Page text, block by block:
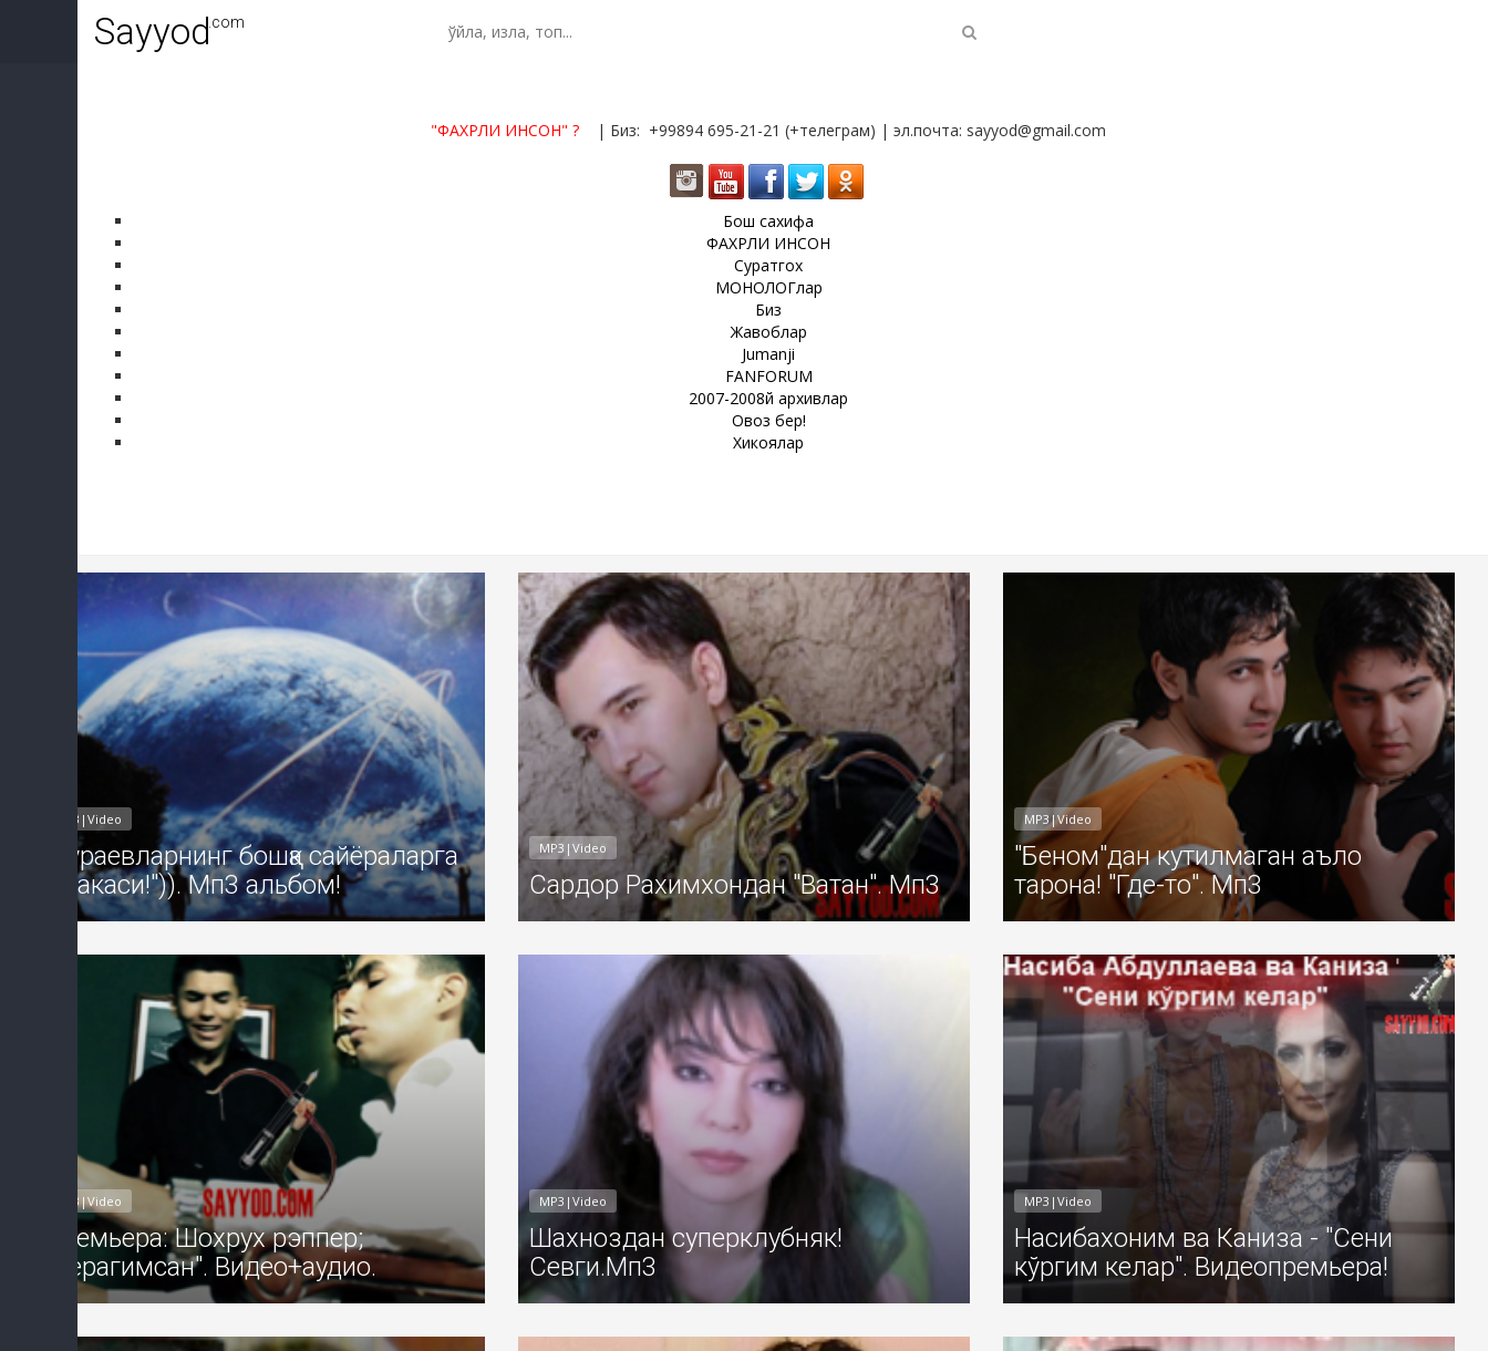
Sayyod.com
"ФАХРЛИ ИНСОН"? | Биз: +99894 695-21-21 (+телеграм) | эл.почта: sayyod@gmail.com
Бош сахифа
ФАХРЛИ ИНСОН
Суратгох
МОНОЛОГлар
Биз
Жавоблар
Jumanji
FANFORUM
2007-2008й архивлар
Овоз бер!
Хикоялар
MP3|Video
Жўраевларнинг бошқа сайёраларга
"атакаси!")). Мп3 альбом!
MP3|Video
Сардор Рахимхондан "Ватан". Мп3
MP3|Video
"Беном"дан кутилмаган аъло
тарона! "Где-то". Мп3
MP3|Video
Премьера: Шохрух рэппер;
"Керагимсан". Видео+аудио.
MP3|Video
Шахноздан суперклубняк!
Севги.Мп3
MP3|Video
Насибахоним ва Каниза - "Сени
кўргим келар". Видеопремьера!